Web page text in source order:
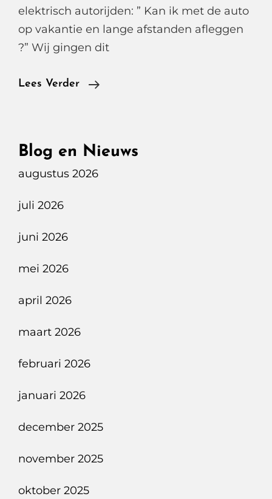
elektrisch autorijden: ” Kan ik met de auto
op vakantie en lange afstanden afleggen
?” Wij gingen dit
Lees Verder
Tesla
Blog en Nieuws
augustus 2026
juli 2026
juni 2026
mei 2026
april 2026
maart 2026
februari 2026
januari 2026
december 2025
november 2025
oktober 2025